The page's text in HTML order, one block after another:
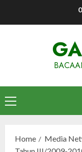
Primary
Menu
Home Media